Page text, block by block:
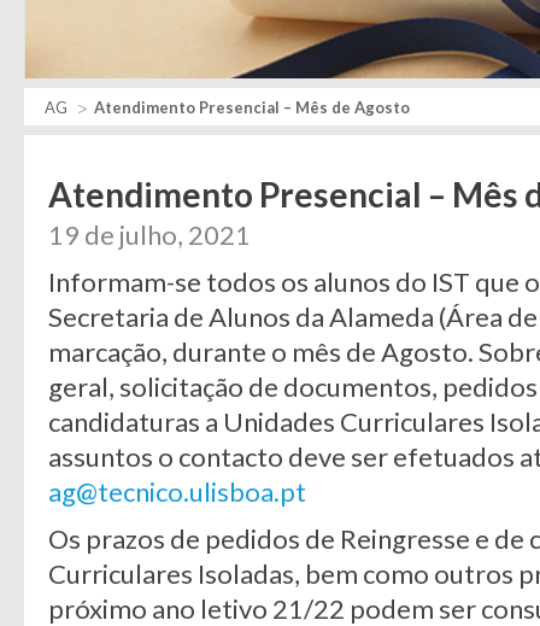
AG Atendimento Presencial – Mês de Agosto
Atendimento Presencial – Mês
19 de julho, 2021
Informam-se todos os alunos do IST que
Secretaria de Alunos da Alameda (Área
marcação, durante o mês de Agosto.
geral, solicitação de documentos,
candidaturas a Unidades Curriculares
assuntos o contacto deve ser efetuados
ag@tecnico.ulisboa.pt
Os prazos de pedidos de Reingresse e de
Curriculares Isoladas, bem como outros
próximo ano letivo 21/22 podem ser